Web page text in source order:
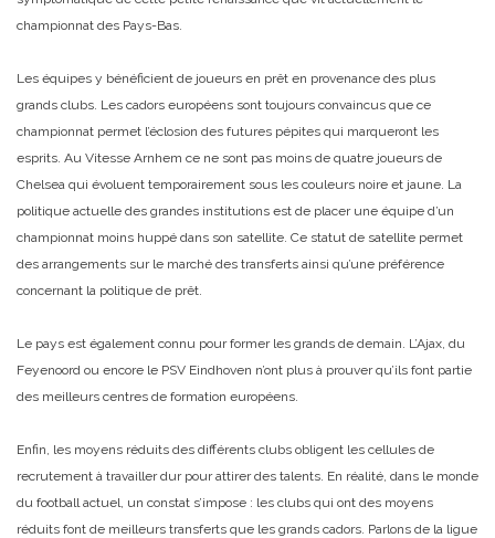
championnat des Pays-Bas.
Les équipes y bénéficient de joueurs en prêt en provenance des plus
grands clubs. Les cadors européens sont toujours convaincus que ce
championnat permet l’éclosion des futures pépites qui marqueront les
esprits. Au Vitesse Arnhem ce ne sont pas moins de quatre joueurs de
Chelsea qui évoluent temporairement sous les couleurs noire et jaune. La
politique actuelle des grandes institutions est de placer une équipe d’un
championnat moins huppé dans son satellite. Ce statut de satellite permet
des arrangements sur le marché des transferts ainsi qu’une préférence
concernant la politique de prêt.
Le pays est également connu pour former les grands de demain. L’Ajax, du
Feyenoord ou encore le PSV Eindhoven n’ont plus à prouver qu’ils font partie
des meilleurs centres de formation européens.
Enfin, les moyens réduits des différents clubs obligent les cellules de
recrutement à travailler dur pour attirer des talents. En réalité, dans le monde
du football actuel, un constat s’impose : les clubs qui ont des moyens
réduits font de meilleurs transferts que les grands cadors. Parlons de la ligue